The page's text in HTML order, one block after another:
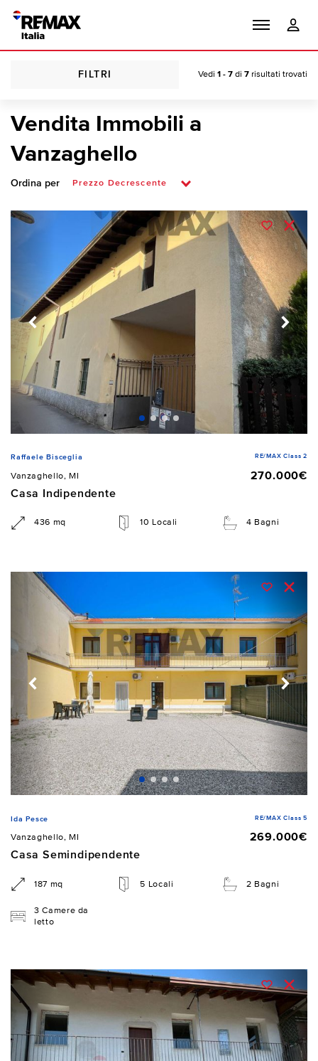
FILTRI Vedi 1 - 7 di 7 risultati trovati
Vendita Immobili a
Vanzaghello
Ordina per
Raffaele Bisceglia RE/MAX Class 2
Vanzaghello, MI
270.000€
Casa Indipendente
436 mq 10 Locali 4 Bagni
Ida Pesce RE/MAX Class 5
Vanzaghello, MI
269.000€
Casa Semindipendente
187 mq 5 Locali 2 Bagni
3 Camere da
letto